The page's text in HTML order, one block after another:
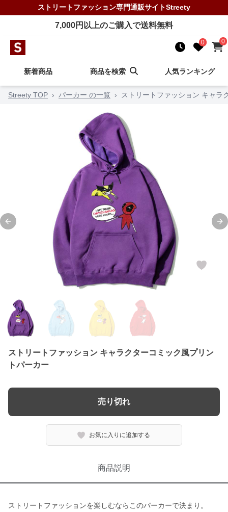
ストリートファッション専門通販サイトStreety
7,000円以上のご購入で送料無料
0 0
新着商品 商品を検索 人気ランキング
Streety TOP › パーカー の一覧 › ストリートファッション キャラ
Previous slide
ストリートファッション キャラクターコミック風プリン
トパーカー
売り切れ
お気に入りに追加する
商品説明
ストリートファッションを楽しむならこのパーカーで決まり。